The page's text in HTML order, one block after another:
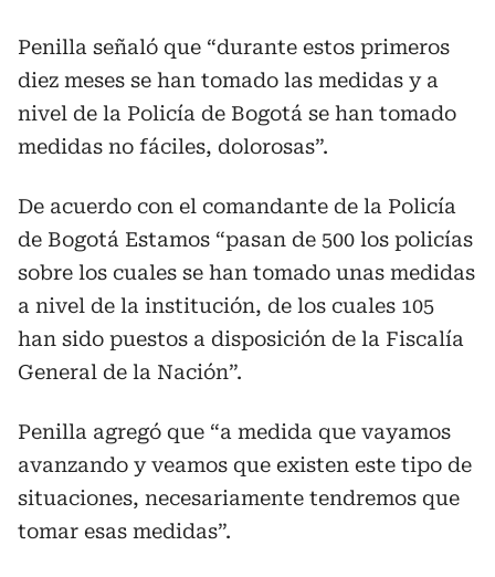
Penilla señaló que “durante estos primeros
diez meses se han tomado las medidas y a
nivel de la Policía de Bogotá se han tomado
medidas no fáciles, dolorosas”.
De acuerdo con el comandante de la Policía
de Bogotá Estamos “pasan de 500 los policías
sobre los cuales se han tomado unas medidas
a nivel de la institución, de los cuales 105
han sido puestos a disposición de la Fiscalía
General de la Nación”.
Penilla agregó que “a medida que vayamos
avanzando y veamos que existen este tipo de
situaciones, necesariamente tendremos que
tomar esas medidas”.